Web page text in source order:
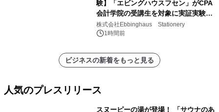
験】「エビングハウスフセン」がCPA
会計学院の受講生を対象に実証実験を
実施
株式会社Ebbinghaus Stationery
1時間前
ビジネスの新着をもっと見る
人気のプレスリリース
スヌーピーの湯が登場！ 「サウナのあ